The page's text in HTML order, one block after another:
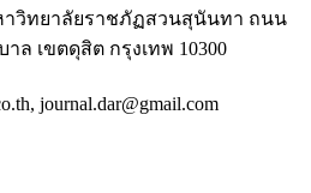
าวิทยาลัยราชภัฏสวนสุนันทา ถนน
ล เขตดุสิต กรุงเทพ 10300
journal.dar@gmail.com